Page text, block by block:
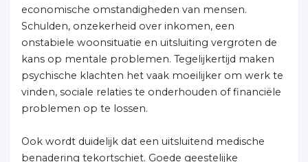
economische omstandigheden van mensen.
Schulden, onzekerheid over inkomen, een
onstabiele woonsituatie en uitsluiting vergroten de
kans op mentale problemen. Tegelijkertijd maken
psychische klachten het vaak moeilijker om werk te
vinden, sociale relaties te onderhouden of financiële
problemen op te lossen.
Ook wordt duidelijk dat een uitsluitend medische
benadering tekortschiet. Goede geestelijke